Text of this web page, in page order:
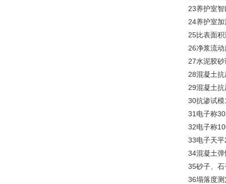
23养护室
24养护室
25比表面
26净浆流
27水泥胶
28混凝土
29混凝土
30抗渗试
31电子称
32电子称
33电子天
34混凝土
35砂子、
36塌落度